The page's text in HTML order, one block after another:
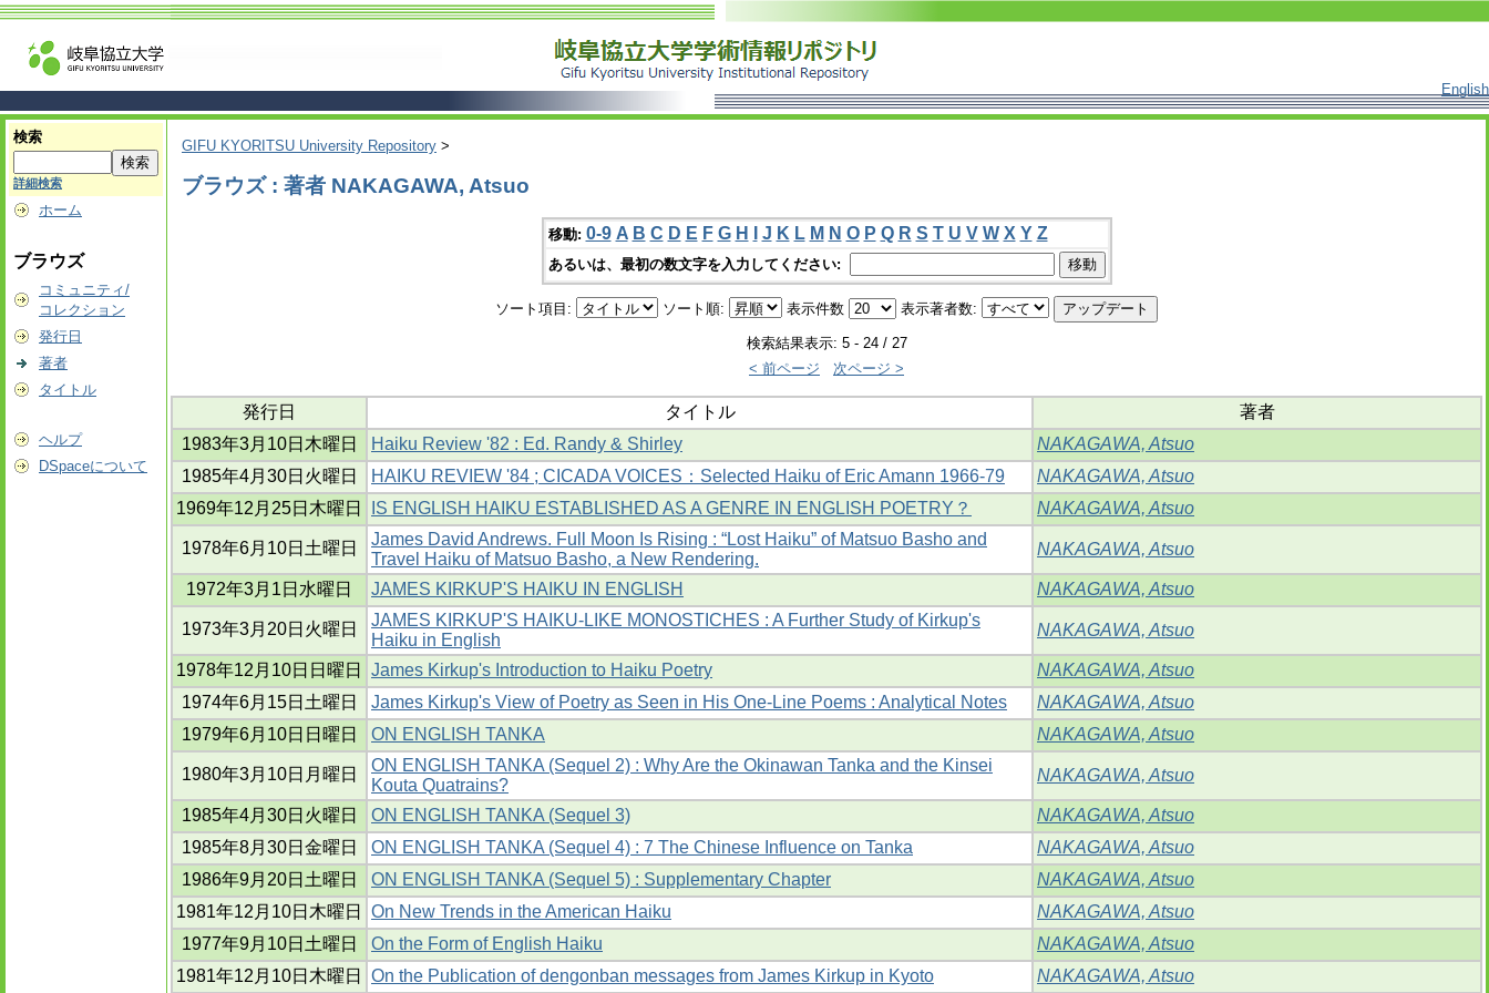
English
検索
詳細検索
ホーム
ブラウズ
コミュニティ/
コレクション
発行日
著者
タイトル
ヘルプ
DSpaceについて
GIFU KYORITSU University Repository >
ブラウズ : 著者 NAKAGAWA, Atsuo
移動: 0-9 A B C D E F G H J K L M N O P Q R S T U V W X Y Z
あるいは、最初の数文字を入力してください:
ソート項目: ソート順: 表示件数 表示著者数:
検索結果表示: 5 - 24 / 27
< 前ページ
次ページ >
発行日 タイトル
著者
1983年3月10日木曜日
Haiku Review '82 : Ed. Randy & Shirley
NAKAGAWA, Atsuo
1985年4月30日火曜日
HAIKU REVIEW '84 ; CICADA VOICES：Selected Haiku of Eric Amann 1966-79
NAKAGAWA, Atsuo
1969年12月25日木曜日
IS ENGLISH HAIKU ESTABLISHED AS A GENRE IN ENGLISH POETRY？ NAKAGAWA, Atsuo
1978年6月10日土曜日
James David Andrews. Full Moon Is Rising : “Lost Haiku” of Matsuo Basho and
Travel Haiku of Matsuo Basho, a New Rendering.
NAKAGAWA, Atsuo
1972年3月1日水曜日 JAMES KIRKUP'S HAIKU IN ENGLISH NAKAGAWA, Atsuo
1973年3月20日火曜日
JAMES KIRKUP'S HAIKU-LIKE MONOSTICHES : A Further Study of Kirkup's
Haiku in English
NAKAGAWA, Atsuo
1978年12月10日日曜日 James Kirkup's Introduction to Haiku Poetry
NAKAGAWA, Atsuo
1974年6月15日土曜日
James Kirkup's View of Poetry as Seen in His One-Line Poems : Analytical Notes
NAKAGAWA, Atsuo
1979年6月10日日曜日
ON ENGLISH TANKA NAKAGAWA, Atsuo
1980年3月10日月曜日
ON ENGLISH TANKA (Sequel 2) : Why Are the Okinawan Tanka and the Kinsei
Kouta Quatrains?
NAKAGAWA, Atsuo
1985年4月30日火曜日 ON ENGLISH TANKA (Sequel 3)
NAKAGAWA, Atsuo
1985年8月30日金曜日
ON ENGLISH TANKA (Sequel 4) : 7 The Chinese Influence on Tanka
NAKAGAWA, Atsuo
1986年9月20日土曜日
ON ENGLISH TANKA (Sequel 5) : Supplementary Chapter
NAKAGAWA, Atsuo
1981年12月10日木曜日
On New Trends in the American Haiku
NAKAGAWA, Atsuo
1977年9月10日土曜日
On the Form of English Haiku
NAKAGAWA, Atsuo
1981年12月10日木曜日
On the Publication of dengonban messages from James Kirkup in Kyoto NAKAGAWA, Atsuo